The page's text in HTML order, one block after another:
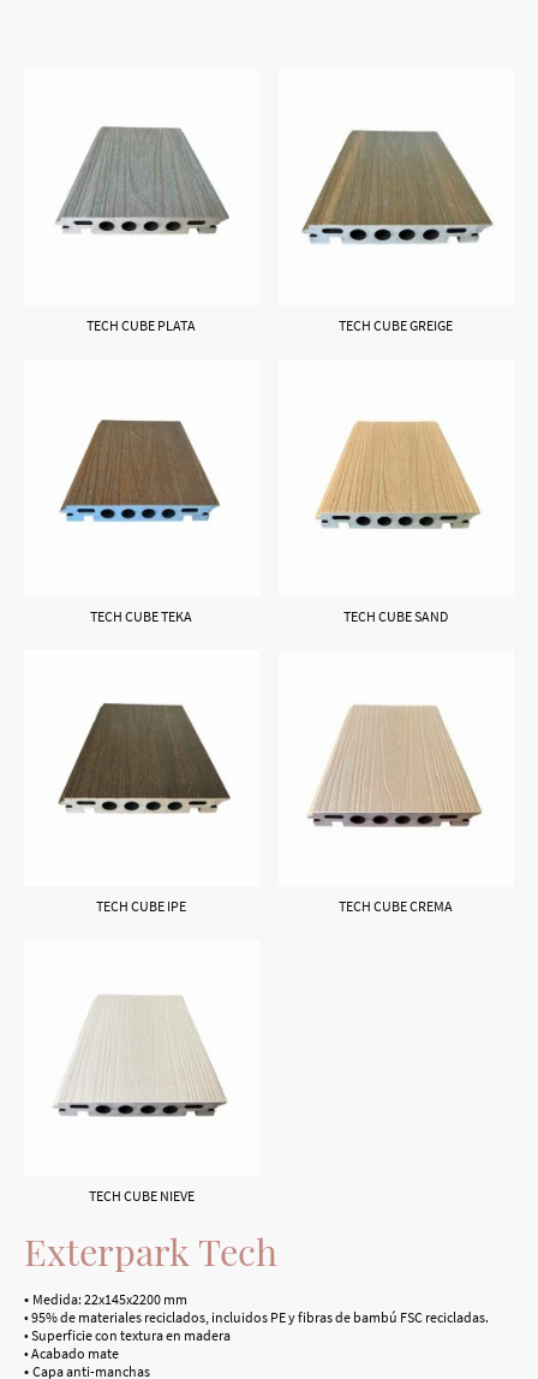
TECH CUBE PLATA TECH CUBE GREIGE
TECH CUBE TEKA TECH CUBE SAND
TECH CUBE IPE TECH CUBE CREMA
TECH CUBE NIEVE
Exterpark Tech
• Medida: 22x145x2200 mm
• 95% de materiales reciclados, incluidos PE y fibras de bambú FSC recicladas.
• Superficie con textura en madera
• Acabado mate
• Capa anti-manchas